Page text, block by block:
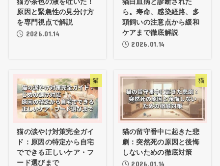
猫が茶色の液を吐いた！
原因と緊急性の見分け方
を専門視点で解説
2026.01.14
猫白血病と診断された
ら。寿命、感染経路、多
頭飼いの注意点から緩和
ケアまで徹底解説
2026.01.14
猫
猫の涙やけ対策完全ガイ
ド：原因の特定から自宅
でできる正しいケア・フ
ード選びまで
猫
猫の留守番中に起きた悲
劇：突然死の原因と後悔
しないための徹底対策
2026.01.14